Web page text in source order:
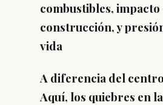
combustibles,
construcción, y
vida
A diferencia del
Aquí, los quiebres en